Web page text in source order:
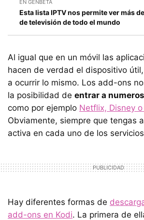
EN GENBETA
Esta lista IPTV nos permite ver más
de televisión de todo el mundo
Al igual que en un móvil las
hacen de verdad el dispositivo
a ocurrir lo mismo. Los add-ons
la posibilidad de entrar a
como por ejemplo Netflix, Disney
Obviamente, siempre que tengas
activa en cada uno de los
Hay diferentes formas de
add-ons en Kodi. La primera de